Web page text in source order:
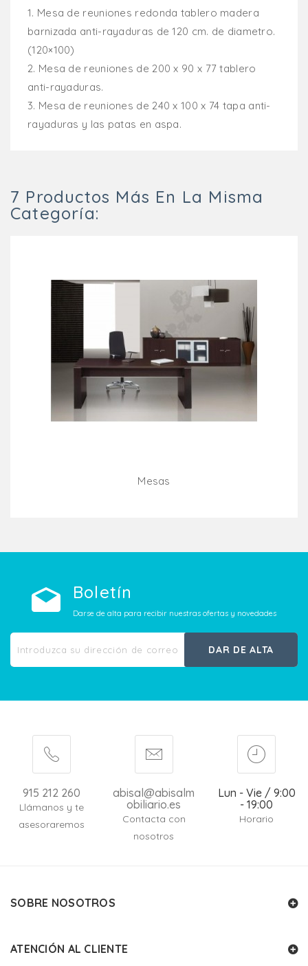
1. Mesa de reuniones redonda tablero madera
barnizada anti-rayaduras de 120 cm. de diametro.
(120×100)
2. Mesa de reuniones de 200 x 90 x 77 tablero
anti-rayaduras.
3. Mesa de reuniones de 240 x 100 x 74 tapa anti-
rayaduras y las patas en aspa.
7 Productos Más En La Misma
Categoría:
Mesas
Boletín
Darse de alta para recibir nuestras ofertas y novedades
DAR DE ALTA
915 212 260
Llámanos y te
asesoraremos
abisal@abisalm
obiliario.es
Contacta con
nosotros
Lun - Vie / 9:00
- 19:00
Horario
SOBRE NOSOTROS
ATENCIÓN AL CLIENTE